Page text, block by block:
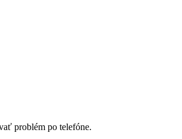
problém po telefóne.